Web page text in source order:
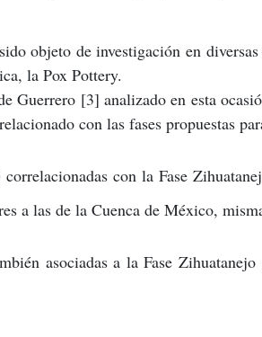
objeto de investigación en
la Pox Pottery.
Guerrero [3] analizado en esta
con las fases propuestas
con la Fase
a las de la Cuenca de México,
asociadas a la Fase